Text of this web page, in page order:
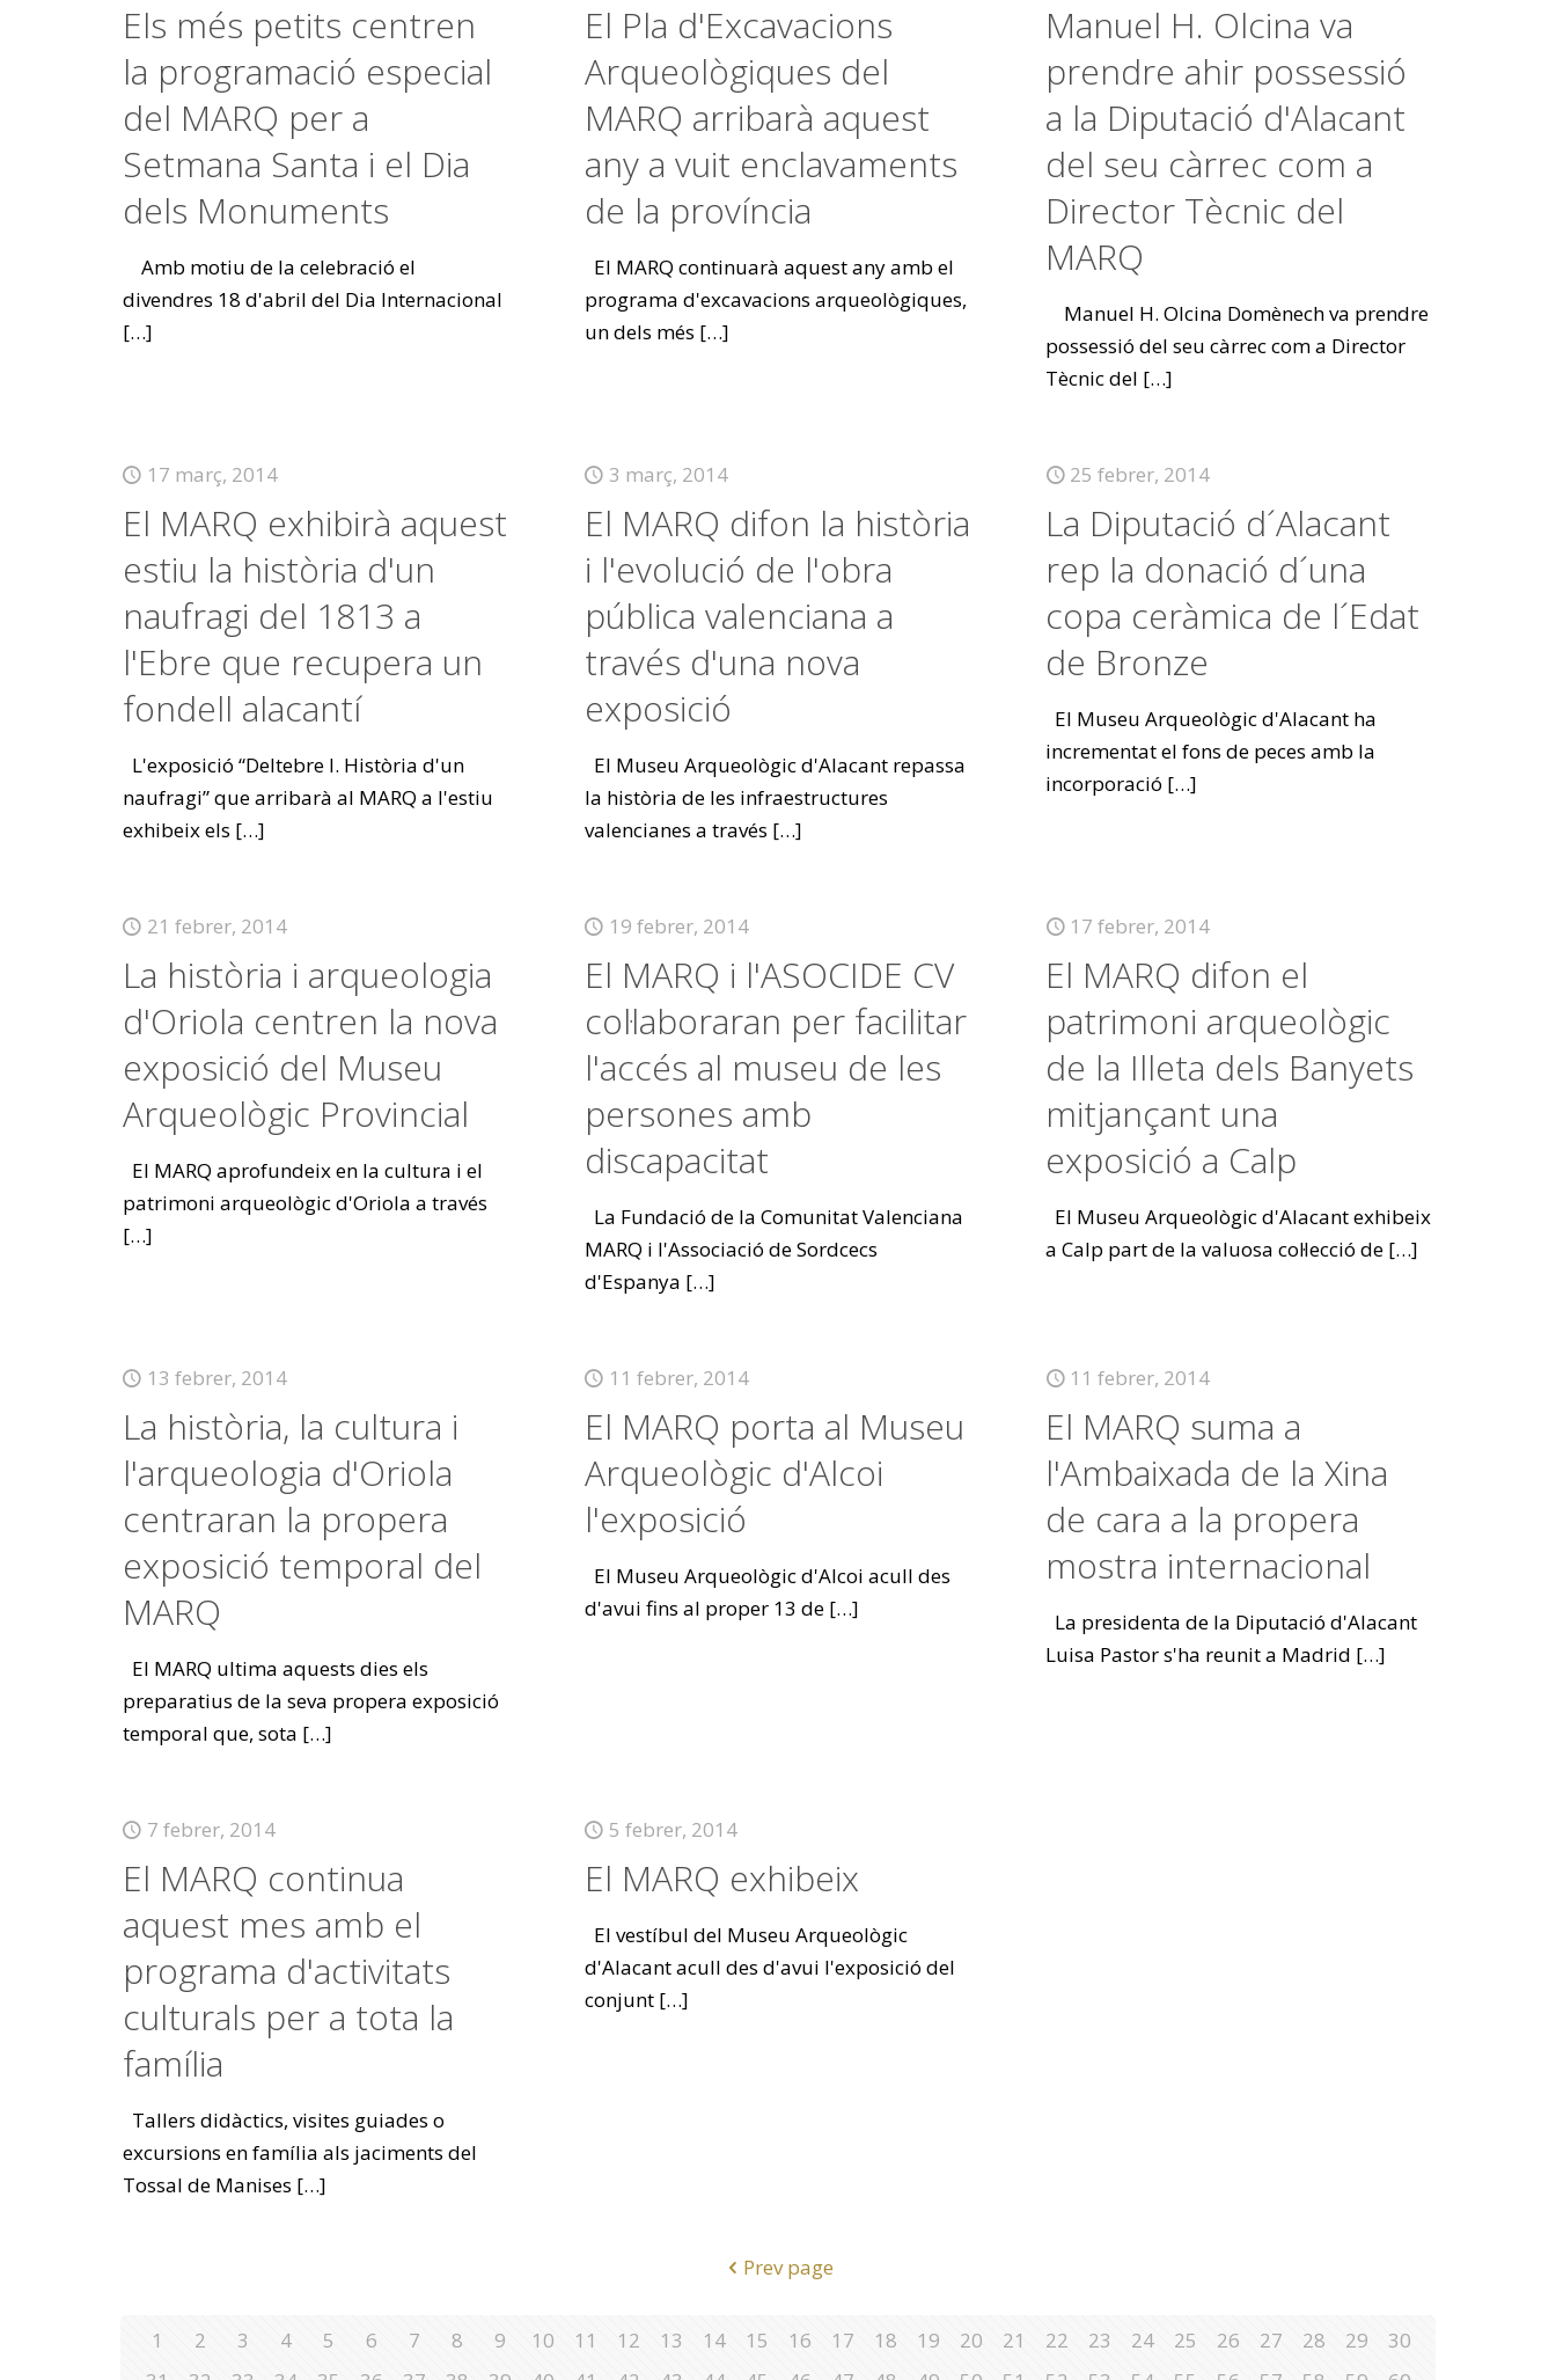
Els més petits centren
la programació especial
del MARQ per a
Setmana Santa i el Dia
dels Monuments
Amb motiu de la celebració el
divendres 18 d'abril del Dia Internacional
[…]
El Pla d'Excavacions
Arqueològiques del
MARQ arribarà aquest
any a vuit enclavaments
de la província
El MARQ continuarà aquest any amb el
programa d'excavacions arqueològiques,
un dels més […]
Manuel H. Olcina va
prendre ahir possessió
a la Diputació d'Alacant
del seu càrrec com a
Director Tècnic del
MARQ
Manuel H. Olcina Domènech va prendre
possessió del seu càrrec com a Director
Tècnic del […]
17 març, 2014
El MARQ exhibirà aquest
estiu la història d'un
naufragi del 1813 a
l'Ebre que recupera un
fondell alacantí
L'exposició “Deltebre I. Història d'un
naufragi” que arribarà al MARQ a l'estiu
exhibeix els […]
3 març, 2014
El MARQ difon la història
i l'evolució de l'obra
pública valenciana a
través d'una nova
exposició
El Museu Arqueològic d'Alacant repassa
la història de les infraestructures
valencianes a través […]
25 febrer, 2014
La Diputació d´Alacant
rep la donació d´una
copa ceràmica de l´Edat
de Bronze
El Museu Arqueològic d'Alacant ha
incrementat el fons de peces amb la
incorporació […]
21 febrer, 2014
La història i arqueologia
d'Oriola centren la nova
exposició del Museu
Arqueològic Provincial
El MARQ aprofundeix en la cultura i el
patrimoni arqueològic d'Oriola a través
[…]
19 febrer, 2014
El MARQ i l'ASOCIDE CV
col·laboraran per facilitar
l'accés al museu de les
persones amb
discapacitat
La Fundació de la Comunitat Valenciana
MARQ i l'Associació de Sordcecs
d'Espanya […]
17 febrer, 2014
El MARQ difon el
patrimoni arqueològic
de la Illeta dels Banyets
mitjançant una
exposició a Calp
El Museu Arqueològic d'Alacant exhibeix
a Calp part de la valuosa col·lecció de […]
13 febrer, 2014
La història, la cultura i
l'arqueologia d'Oriola
centraran la propera
exposició temporal del
MARQ
El MARQ ultima aquests dies els
preparatius de la seva propera exposició
temporal que, sota […]
11 febrer, 2014
El MARQ porta al Museu
Arqueològic d'Alcoi
l'exposició
El Museu Arqueològic d'Alcoi acull des
d'avui fins al proper 13 de[…]
11 febrer, 2014
El MARQ suma a
l'Ambaixada de la Xina
de cara a la propera
mostra internacional
La presidenta de la Diputació d'Alacant
Luisa Pastor s'ha reunit a Madrid […]
7 febrer, 2014
El MARQ continua
aquest mes amb el
programa d'activitats
culturals per a tota la
família
Tallers didàctics, visites guiades o
excursions en família als jaciments del
Tossal de Manises […]
5 febrer, 2014
El MARQ exhibeix
El vestíbul del Museu Arqueològic
d'Alacant acull des d'avui l'exposició del
conjunt[…]
Prev page
1 2 3 4 5 6 7 8 9 10 11 12 13 14 15 16 17 18 19 20 21 22 23 24 25 26 27 28 29
30